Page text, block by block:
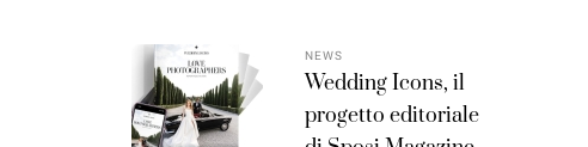
NEWS
Wedding Icons, il
progetto editoriale